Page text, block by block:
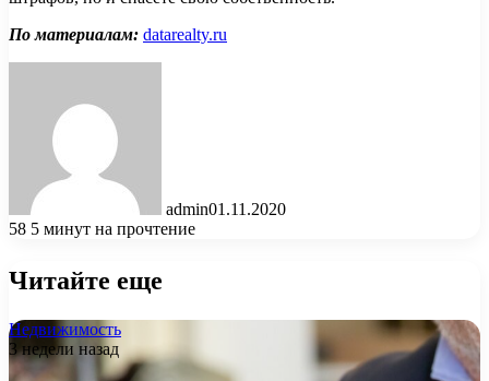
По материалам: datarealty.ru
admin01.11.2020
58 5 минут на прочтение
Читайте еще
Недвижимость
3 недели назад